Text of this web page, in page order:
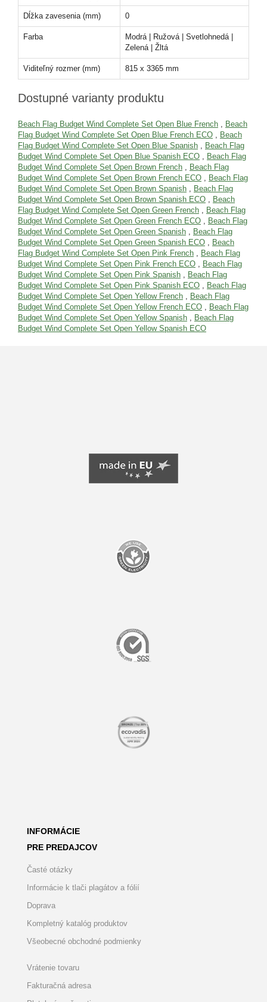
Dĺžka zavesenia (mm) 0
Farba
Modrá | Ružová | Svetlohnedá |
Zelená | Žltá
Viditeľný rozmer (mm) 815 x 3365 mm
Dostupné varianty produktu
Beach Flag Budget Wind Complete Set Open Blue French
Beach
Flag Budget Wind Complete Set Open Blue French ECO
Beach
Flag Budget Wind Complete Set Open Blue Spanish
Beach Flag
Budget Wind Complete Set Open Blue Spanish ECO
Beach Flag
Budget Wind Complete Set Open Brown French
Beach Flag
Budget Wind Complete Set Open Brown French ECO
Beach Flag
Budget Wind Complete Set Open Brown Spanish
Beach Flag
Budget Wind Complete Set Open Brown Spanish ECO
Beach
Flag Budget Wind Complete Set Open Green French
Beach Flag
Budget Wind Complete Set Open Green French ECO
Beach Flag
Budget Wind Complete Set Open Green Spanish
Beach Flag
Budget Wind Complete Set Open Green Spanish ECO
Beach
Flag Budget Wind Complete Set Open Pink French
Beach Flag
Budget Wind Complete Set Open Pink French ECO
Beach Flag
Budget Wind Complete Set Open Pink Spanish
Beach Flag
Budget Wind Complete Set Open Pink Spanish ECO
Beach Flag
Budget Wind Complete Set Open Yellow French
Beach Flag
Budget Wind Complete Set Open Yellow French ECO
Beach Flag
Budget Wind Complete Set Open Yellow Spanish
Beach Flag
Budget Wind Complete Set Open Yellow Spanish ECO
INFORMÁCIE
PRE PREDAJCOV
Časté otázky
Informácie k tlači plagátov a fólií
Doprava
Kompletný katalóg produktov
Všeobecné obchodné podmienky
Vrátenie tovaru
Fakturačná adresa